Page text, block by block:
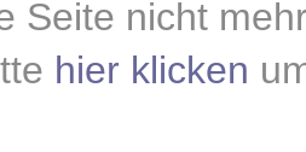
Seite nicht
hier klicken